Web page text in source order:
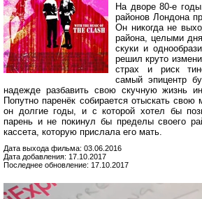
На дворе 80-е
районов Лондона
Он никогда не
района, целыми
скуки и
решил круто
страх и риск
самый эпицентр
надежде разбавить свою скучную жизнь
Попутно паренёк собирается отыскать
он долгие годы, и с которой хотел бы
парень и не покинул бы пределы своего
кассета, которую прислала его мать.
Дата выхода фильма: 03.06.2016
Дата добавления: 17.10.2017
Последнее обновление: 17.10.2017